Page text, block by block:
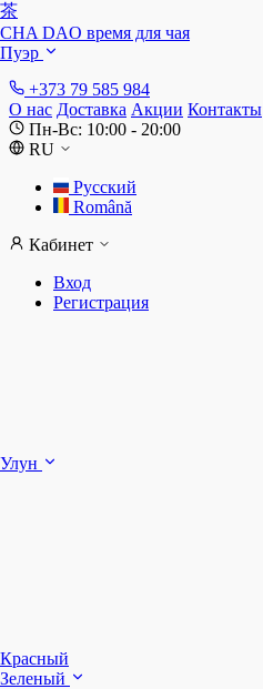
+373 79 585 984
О нас Доставка Акции Контакты
Пн-Вс: 10:00 - 20:00
RU
Русский
Română
Кабинет
Вход
Регистрация
茶
CHA DAO время для чая
Пуэр
Улун
Красный
Зеленый